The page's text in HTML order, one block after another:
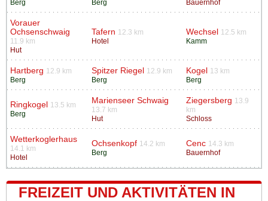
Berg
Berg
Bauernhof
Vorauer
Ochsenschwaig
11.9 km
Hut
Tafern 12.3 km
Hotel
Wechsel
12.5 km
Kamm
Hartberg 12.9 km
Berg
Spitzer Riegel
12.9 km
Berg
Kogel
13 km
Berg
Ringkogel
13.5 km
Berg
Marienseer Schwaig
13.7 km
Hut
Ziegersberg 13.9
km
Schloss
Wetterkoglerhaus
14.1 km
Hotel
Ochsenkopf 14.2 km
Berg
Cenc 14.3 km
Bauernhof
FREIZEIT UND AKTIVITÄTEN IN